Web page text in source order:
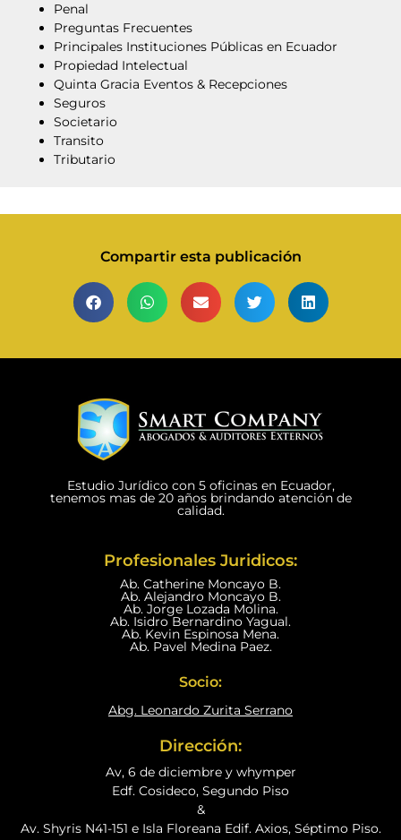
Penal
Preguntas Frecuentes
Principales Instituciones Públicas en Ecuador
Propiedad Intelectual
Quinta Gracia Eventos & Recepciones
Seguros
Societario
Transito
Tributario
Compartir esta publicación
Estudio Jurídico con 5 oficinas en Ecuador,
tenemos mas de 20 años brindando atención de
calidad.
Profesionales Juridicos:
Ab. Catherine Moncayo B.
Ab. Alejandro Moncayo B.
Ab. Jorge Lozada Molina.
Ab. Isidro Bernardino Yagual.
Ab. Kevin Espinosa Mena.
Ab. Pavel Medina Paez.
Socio:
Abg. Leonardo Zurita Serrano
Dirección:
Av, 6 de diciembre y whymper
Edf. Cosideco, Segundo Piso
&
Av. Shyris N41-151 e Isla Floreana Edif. Axios, Séptimo Piso.